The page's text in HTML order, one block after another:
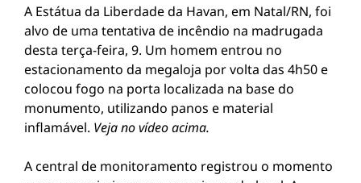
A Estátua da Liberdade da Havan, em Natal/RN, foi
alvo de uma tentativa de incêndio na madrugada
desta terça-feira, 9. Um homem entrou no
estacionamento da megaloja por volta das 4h50 e
colocou fogo na porta localizada na base do
monumento, utilizando panos e material
inflamável. Veja no vídeo acima.
A central de monitoramento registrou o momento